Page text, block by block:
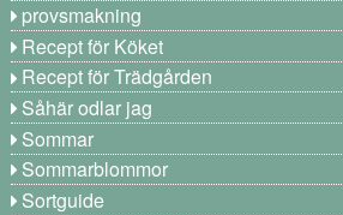
provsmakning
Recept för Köket
Recept för Trädgården
Såhär odlar jag
Sommar
Sommarblommor
Sortguide